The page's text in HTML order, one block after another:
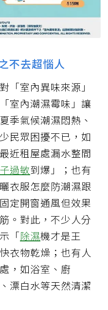
不去超惱人
「室內異味來源」
室內潮濕霉味」讓
季氣候潮濕悶熱、
民眾困擾不已，如
近租屋處漏水整間
過敏到爆」；也有
衣服怎麼防潮濕跟
定開窗通風但效果
。對此，不少人分
「除濕機才是王
衣物乾燥；也有人
處，如浴室、廚
漂白水等天然清潔